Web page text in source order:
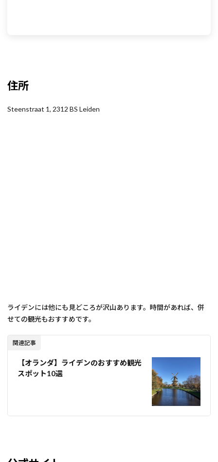
住所
Steenstraat 1, 2312 BS Leiden
ライデンには他にも見どころが沢山あります。時間があれば、併
せての観光もおすすめです。
関連記事
【オランダ】ライデンのおすすめ観光
スポット10選